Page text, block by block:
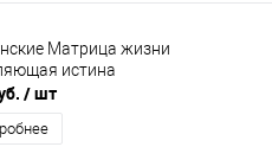
Матрица жизни
истина
/ шт